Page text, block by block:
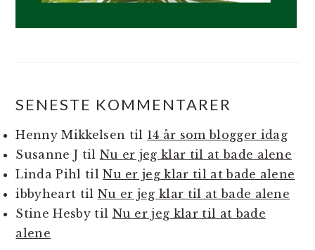
SENESTE KOMMENTARER
Henny Mikkelsen til 14 år som blogger idag
Susanne J til Nu er jeg klar til at bade alene
Linda Pihl tilNu er jeg klar til at bade alene
ibbyheart til Nu er jeg klar til at bade alene
Stine Hesbytil Nu er jeg klar til at bade
alene